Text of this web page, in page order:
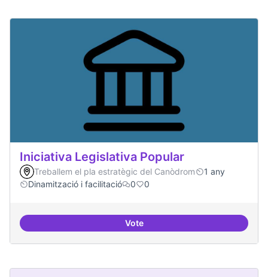
Iniciativa Legislativa Popular
Treballem el pla estratègic del Canòdrom
1 any
Dinamització i facilitació
0 0
VoteIniciativa Legislativa Popular